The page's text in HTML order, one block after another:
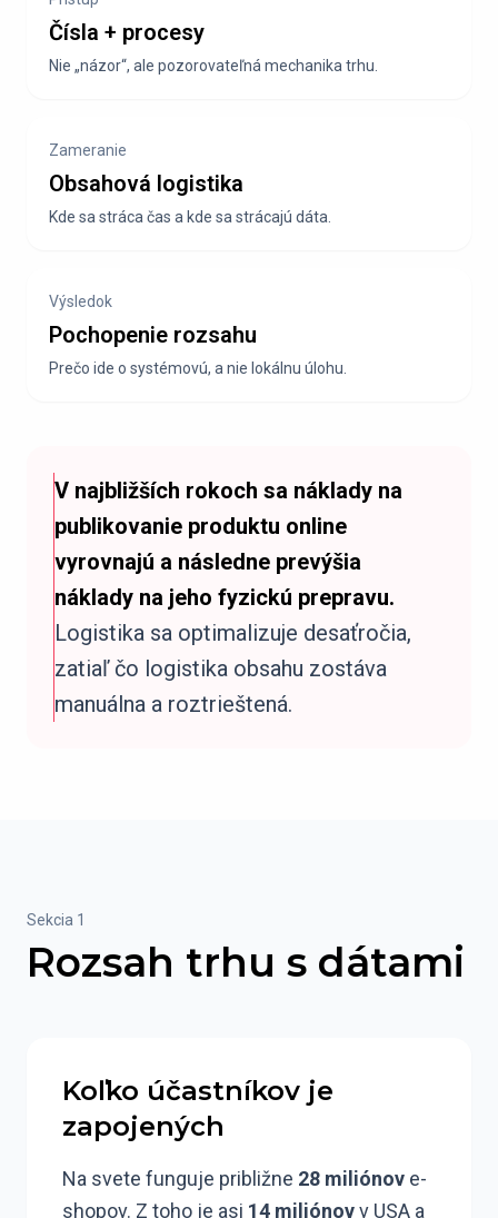
Čísla + procesy
Nie „názor“, ale pozorovateľná mechanika trhu.
Zameranie
Obsahová logistika
Kde sa stráca čas a kde sa strácajú dáta.
Výsledok
Pochopenie rozsahu
Prečo ide o systémovú, a nie lokálnu úlohu.
V najbližších rokoch sa náklady na
publikovanie produktu online
vyrovnajú a následne prevýšia
náklady na jeho fyzickú prepravu.
Logistika sa optimalizuje desaťročia,
zatiaľ čo logistika obsahu zostáva
manuálna a roztrieštená.
Sekcia 1
Rozsah trhu s dátami
Koľko účastníkov je
zapojených
Na svete funguje približne 28 miliónov e-
shopov. Z toho je asi 14 miliónovv USA a